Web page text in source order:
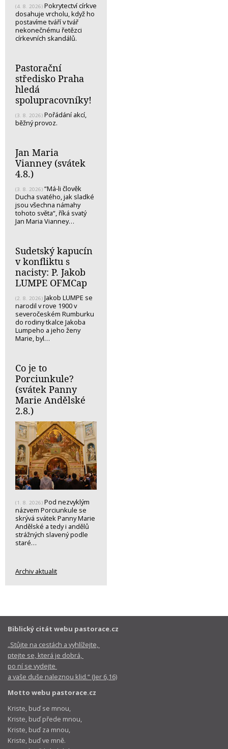
(4. 8. 2026) Pokrytectví církve
dosahuje vrcholu, když ho
postavíme tváří v tvář
nekonečnému řetězci
církevních skandálů.
Pastorační
středisko Praha
hledá
spolupracovníky!
(3. 8. 2026) Pořádání akcí,
běžný provoz.
Jan Maria
Vianney (svátek
4.8.)
(3. 8. 2026) “Má-li člověk
Ducha svatého, jak sladké
jsou všechna námahy
tohoto světa“, říká svatý
Jan Maria Vianney…
Sudetský kapucín
v konfliktu s
nacisty: P. Jakob
LUMPE OFMCap
(2. 8. 2026) Jakob LUMPE se
narodil v rove 1900 v
severočeském Rumburku
do rodiny tkalce Jakoba
Lumpeho a jeho ženy
Marie, byl…
Co je to
Porciunkule?
(svátek Panny
Marie Andělské
2.8.)
(1. 8. 2026) Pod nezvyklým
názvem Porciunkule se
skrývá svátek Panny Marie
Andělské a tedy i andělů
strážných slavený podle
staré…
Archiv aktualit
Biblický citát webu pastorace.cz
„Stůjte na cestách a vyhlížejte,
ptejte se, která je dobrá,
po ní se vydejte
a vaše duše naleznou klid.“ (Jer 6,16)
Motto webu pastorace.cz
Kriste, buď se mnou,
Kriste, buď přede mnou,
Kriste, buď za mnou,
Kriste, buď ve mně.